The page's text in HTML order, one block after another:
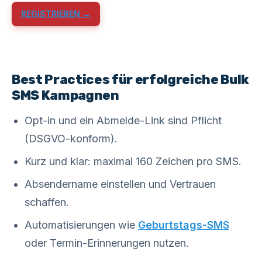
REGISTRIEREN →
Best Practices für erfolgreiche Bulk
SMS Kampagnen
Opt-in und ein Abmelde-Link sind Pflicht
(DSGVO-konform).
Kurz und klar: maximal 160 Zeichen pro SMS.
Absendername einstellen und Vertrauen
schaffen.
Automatisierungen wie Geburtstags-SMS
oder Termin-Erinnerungen nutzen.